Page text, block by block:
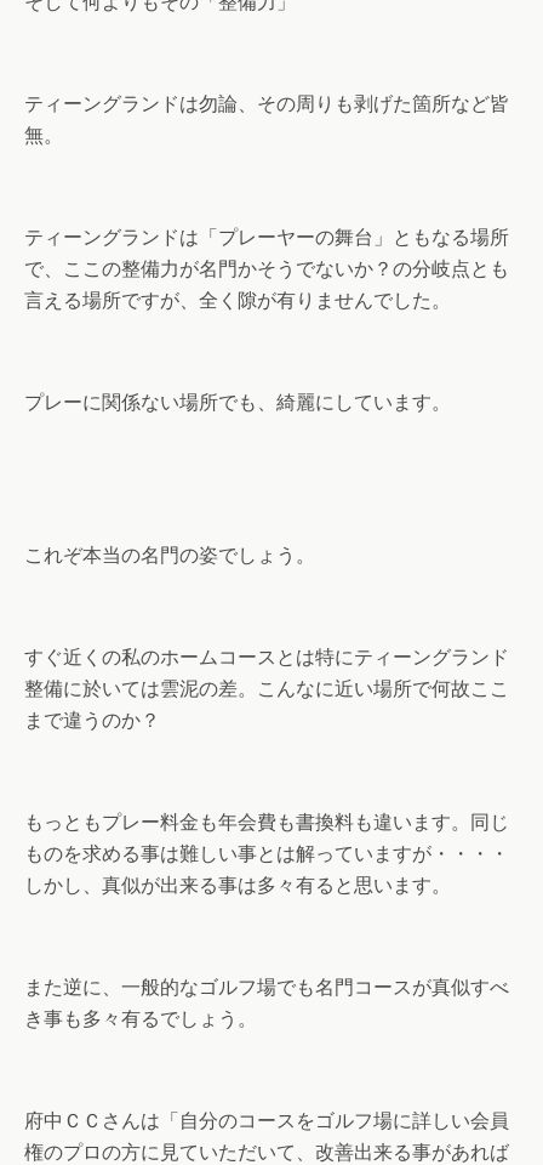
ティーングランドは勿論、その周りも剥げた箇所など皆
無。
ティーングランドは「プレーヤーの舞台」ともなる場所
で、ここの整備力が名門かそうでないか？の分岐点とも
言える場所ですが、全く隙が有りませんでした。
プレーに関係ない場所でも、綺麗にしています。
これぞ本当の名門の姿でしょう。
すぐ近くの私のホームコースとは特にティーングランド
整備に於いては雲泥の差。こんなに近い場所で何故ここ
まで違うのか？
もっともプレー料金も年会費も書換料も違います。同じ
ものを求める事は難しい事とは解っていますが・・・・
しかし、真似が出来る事は多々有ると思います。
また逆に、一般的なゴルフ場でも名門コースが真似すべ
き事も多々有るでしょう。
府中ＣＣさんは「自分のコースをゴルフ場に詳しい会員
権のプロの方に見ていただいて、改善出来る事があれば